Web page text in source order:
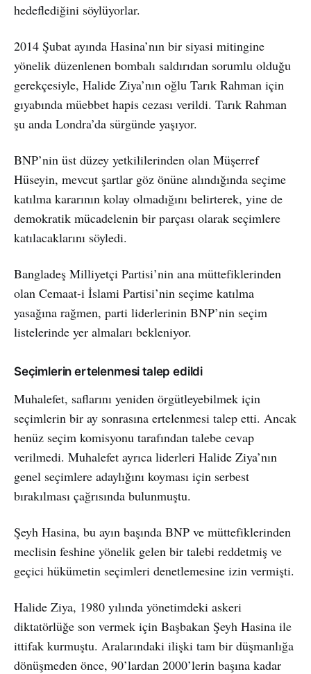
hedeflediğini söylüyorlar.
2014 Şubat ayında Hasina’nın bir siyasi mitingine
yönelik düzenlenen bombalı saldırıdan sorumlu olduğu
gerekçesiyle, Halide Ziya’nın oğlu Tarık Rahman için
gıyabında müebbet hapis cezası verildi. Tarık Rahman
şu anda Londra’da sürgünde yaşıyor.
BNP’nin üst düzey yetkililerinden olan Müşerref
Hüseyin, mevcut şartlar göz önüne alındığında seçime
katılma kararının kolay olmadığını belirterek, yine de
demokratik mücadelenin bir parçası olarak seçimlere
katılacaklarını söyledi.
Bangladeş Milliyetçi Partisi’nin ana müttefiklerinden
olan Cemaat-i İslami Partisi’nin seçime katılma
yasağına rağmen, parti liderlerinin BNP’nin seçim
listelerinde yer almaları bekleniyor.
Seçimlerin ertelenmesi talep edildi
Muhalefet, saflarını yeniden örgütleyebilmek için
seçimlerin bir ay sonrasına ertelenmesi talep etti. Ancak
henüz seçim komisyonu tarafından talebe cevap
verilmedi. Muhalefet ayrıca liderleri Halide Ziya’nın
genel seçimlere adaylığını koyması için serbest
bırakılması çağrısında bulunmuştu.
Şeyh Hasina, bu ayın başında BNP ve müttefiklerinden
meclisin feshine yönelik gelen bir talebi reddetmiş ve
geçici hükümetin seçimleri denetlemesine izin vermişti.
Halide Ziya, 1980 yılında yönetimdeki askeri
diktatörlüğe son vermek için Başbakan Şeyh Hasina ile
ittifak kurmuştu. Aralarındaki ilişki tam bir düşmanlığa
dönüşmeden önce, 90’lardan 2000’lerin başına kadar